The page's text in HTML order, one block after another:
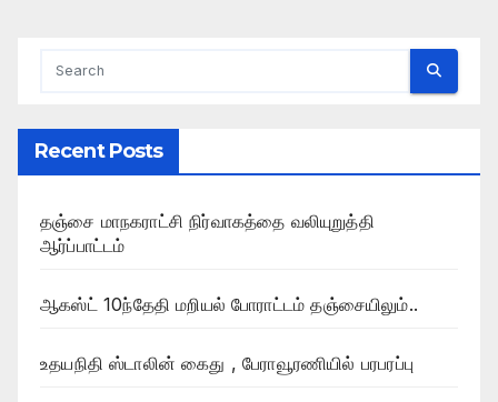
Recent Posts
தஞ்சை மாநகராட்சி நிர்வாகத்தை வலியுறுத்தி
ஆர்ப்பாட்டம்
ஆகஸ்ட் 10ந்தேதி மறியல் போராட்டம் தஞ்சையிலும்..
உதயநிதி ஸ்டாலின் கைது , பேராவூரணியில் பரபரப்பு